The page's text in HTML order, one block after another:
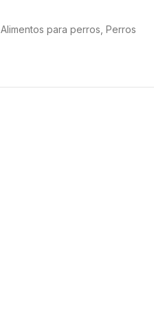
Alimentos para perros Perros